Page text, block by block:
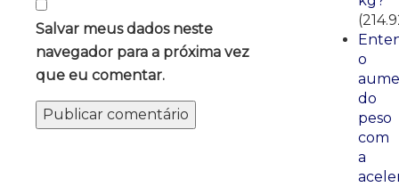
Salvar meus dados neste
navegador para a próxima vez
que eu comentar.
o
do
peso
com
a